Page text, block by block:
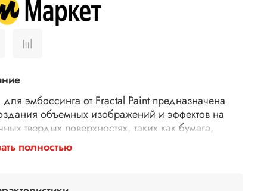
эмбоссинга от Fractal Paint предназначена
объемных изображений и эффектов на
твердых поверхностях, таких как бумага,
и другие.
полностью